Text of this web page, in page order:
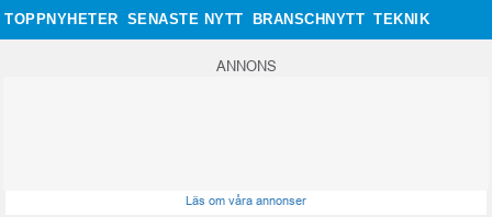
TOPPNYHETER SENASTE NYTT BRANSCHNYTT TEKNIK
ANNONS
Läs om våra annonser